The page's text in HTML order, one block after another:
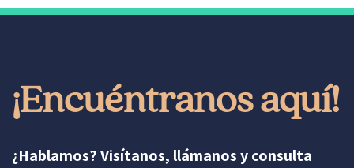
¡Encuéntranos aquí!
¿Hablamos? Visítanos, llámanos y consulta